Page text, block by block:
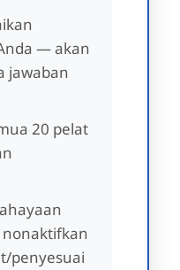
— akan
jawaban
20 pelat
penyesuai